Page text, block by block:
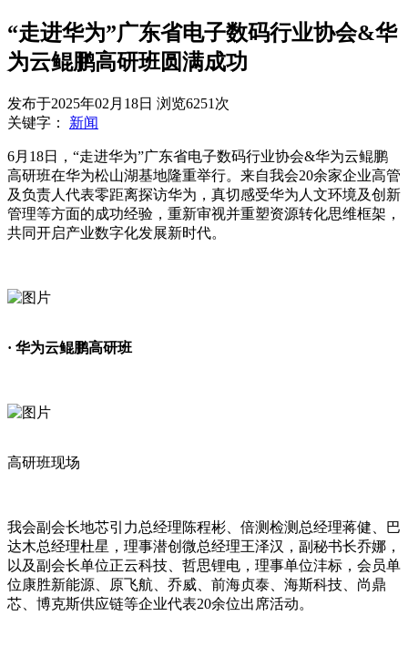
“走进华为”广东省电子数码行业协会&华
为云鲲鹏高研班圆满成功
发布于2025年02月18日 浏览6251 次
关键字： 新闻
6月18日，“走进华为”广东省电子数码行业协会&华为云鲲鹏
高研班在华为松山湖基地隆重举行。来自我会20余家企业高管
及负责人代表零距离探访华为，真切感受华为人文环境及创新
管理等方面的成功经验，重新审视并重塑资源转化思维框架，
共同开启产业数字化发展新时代。
· 华为云鲲鹏高研班
高研班现场
我会副会长地芯引力总经理陈程彬、倍测检测总经理蒋健、巴
达木总经理杜星，理事潜创微总经理王泽汉，副秘书长乔娜，
以及副会长单位正云科技、哲思锂电，理事单位沣标，会员单
位康胜新能源、原飞航、乔威、前海贞泰、海斯科技、尚鼎
芯、博克斯供应链等企业代表20余位出席活动。